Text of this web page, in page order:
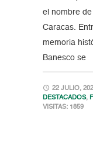
el nombre
Caracas.
memoria
Banesco se
22 JULIO,
DESTACADOS,
VISITAS: 1859